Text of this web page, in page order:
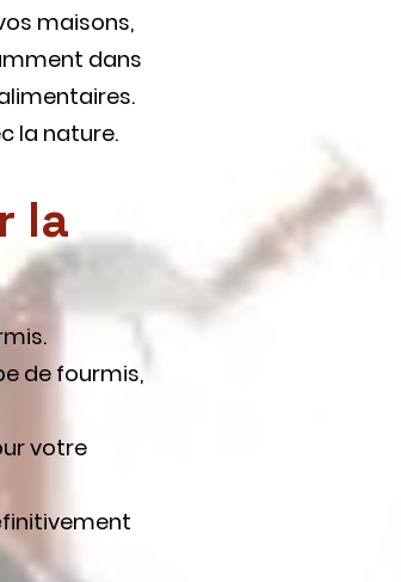
maisons,
dans
la nature.
la
de fourmis,
votre